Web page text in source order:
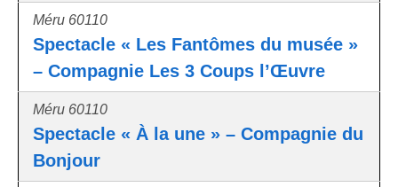
Méru 60110
Spectacle « Les Fantômes du musée »
– Compagnie Les 3 Coups l’Œuvre
Méru 60110
Spectacle « À la une » – Compagnie du
Bonjour